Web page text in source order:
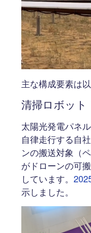
主な構成要素は
清掃ロボット
太陽光発電パネ
自律走行する自
ンの搬送対象（
がドローンの可
しています。
示しました。